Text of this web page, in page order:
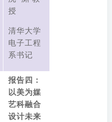
授
清华大学
电子工程
系书记
报告四：
以美为媒
艺科融合
设计未来